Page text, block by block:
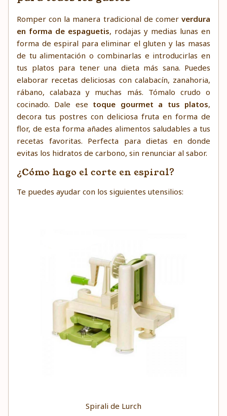
Romper con la manera tradicional de comer verdura
en forma de espaguetis, rodajas y medias lunas en
forma de espiral para eliminar el gluten y las masas
de tu alimentación o combinarlas e introducirlas en
tus platos para tener una dieta más sana. Puedes
elaborar recetas deliciosas con calabacín, zanahoria,
rábano, calabaza y muchas más. Tómalo crudo o
cocinado. Dale ese toque gourmet a tus platos,
decora tus postres con deliciosa fruta en forma de
flor, de esta forma añades alimentos saludables a tus
recetas favoritas. Perfecta para dietas en donde
evitas los hidratos de carbono, sin renunciar al sabor.
¿Cómo hago el corte en espiral?
Te puedes ayudar con los siguientes utensilios:
Spirali de Lurch